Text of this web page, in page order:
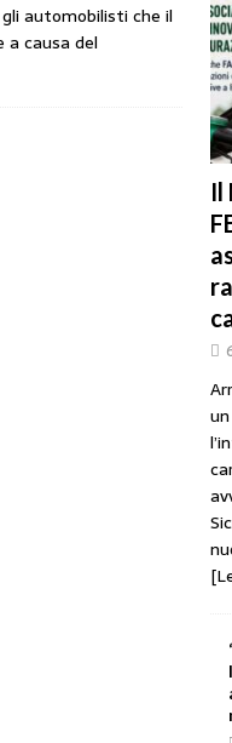
triennale firmata con Faib,
non decidono i prezzi. Basta
i controlli non diventino una
ADULTERATI: ALTRA
automobilisti che il
a causa del
Il